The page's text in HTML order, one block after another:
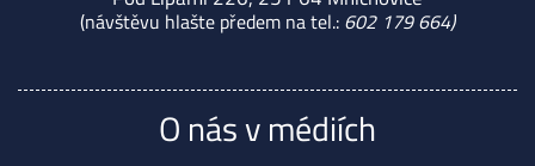
(návštěvu hlašte předem na tel.: 602 179 664)
O nás v médiích